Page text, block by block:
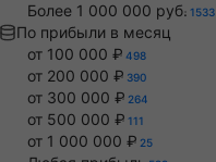
Более 1 000 000 руб. 1533
По прибыли в месяц
от 100 000 ₽ 498
от 200 000 ₽ 390
от 300 000 ₽ 264
от 500 000 ₽ 111
от 1 000 000 ₽ 25